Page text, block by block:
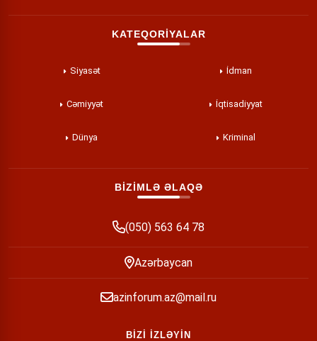
KATEQORİYALAR
Siyasət İdman
Cəmiyyət İqtisadiyyat
Dünya Kriminal
BİZİMLƏ ƏLAQƏ
(050) 563 64 78
Azərbaycan
azinforum.az@mail.ru
BİZİ İZLƏYİN